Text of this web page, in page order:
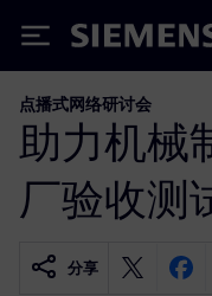
Siemens
点播式网络研讨会
助力机械
厂验收测
分享